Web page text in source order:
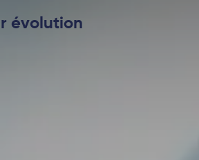
évolution